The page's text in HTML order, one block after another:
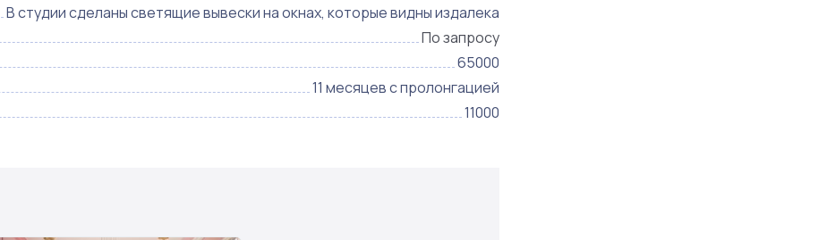
В студии сделаны светящие вывески на окнах, которые видны издалека
По запросу
65000
11 месяцев с пролонгацией
11000